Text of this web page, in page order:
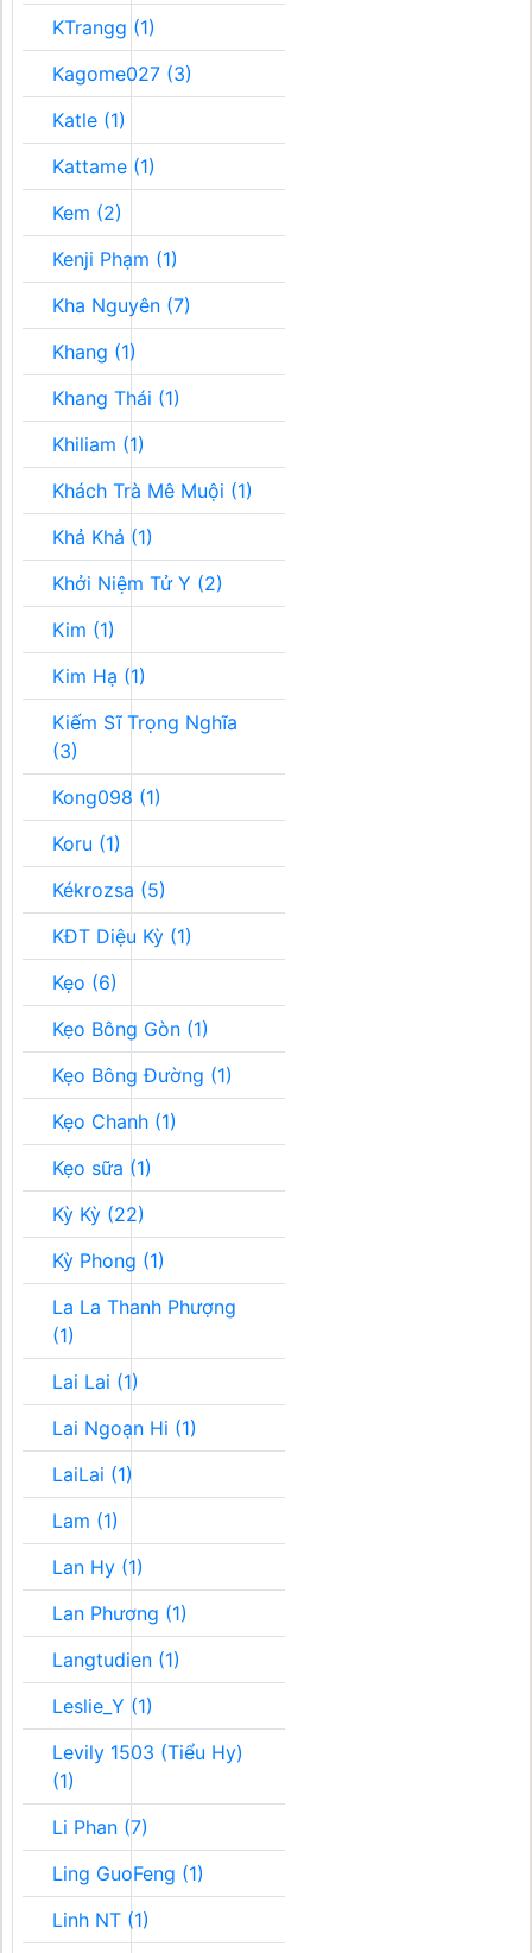
KTrangg (1)
Kagome027 (3)
Katle (1)
Kattame (1)
Kem (2)
Kenji Phạm (1)
Kha Nguyên (7)
Khang (1)
Khang Thái (1)
Khiliam (1)
Khách Trà Mê Muội (1)
Khả Khả (1)
Khởi Niệm Tử Y (2)
Kim (1)
Kim Hạ (1)
Kiếm Sĩ Trọng Nghĩa
(3)
Kong098 (1)
Koru (1)
Kékrozsa (5)
KĐT Diệu Kỳ (1)
Kẹo (6)
Kẹo Bông Gòn (1)
Kẹo Bông Đường (1)
Kẹo Chanh (1)
Kẹo sữa (1)
Kỳ Kỳ (22)
Kỳ Phong (1)
La La Thanh Phượng
(1)
Lai Lai (1)
Lai Ngoạn Hi (1)
LaiLai (1)
Lam (1)
Lan Hy (1)
Lan Phương (1)
Langtudien (1)
Leslie_Y (1)
Levily 1503 (Tiểu Hy)
(1)
Li Phan (7)
Ling GuoFeng (1)
Linh NT (1)